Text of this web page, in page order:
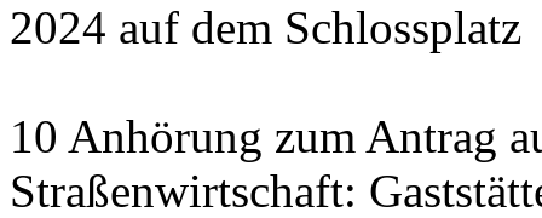
2024 auf dem Schlossplatz
10 Anhörung zum Antrag
Straßenwirtschaft: